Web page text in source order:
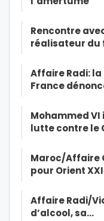
Rencontre
réalisateur du
Affaire Radi:
France
Mohammed
lutte contre le
Maroc/Affaire
pour Orient XXI
Affaire Radi/
d’alcool, sa…